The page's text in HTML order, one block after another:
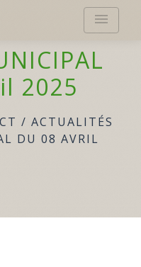
menu
2025
/ ACTUALITÉS
DU 08 AVRIL